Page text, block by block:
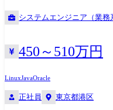
現場での早期価値創出を実現します。 ・Data Platform & BI
アーキテクチャのスキルに基
入することで、ビジネスユーザ
供 経営のリスクの低減、競争
システムエンジニア（業務
450～510万円
LinuxJavaOracle
正社員 東京都港区